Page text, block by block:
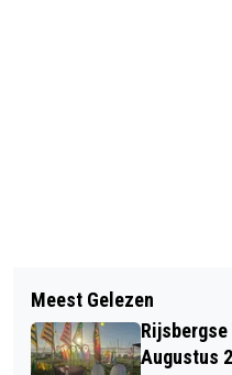
HET LEUKSTE
HET JAAR
BESTELBUS OP
SLOOT BIJ
Meest Gelezen
Augustus